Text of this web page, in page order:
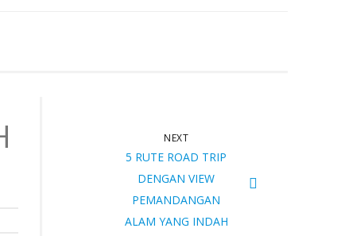
NEXT
5 RUTE ROAD TRIP
DENGAN VIEW
PEMANDANGAN
ALAM YANG INDAH